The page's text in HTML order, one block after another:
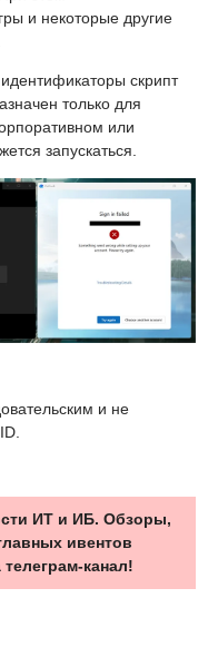
и некоторые другие
скрипт
только для
или
запускаться.
и не
ИТ и ИБ. Обзоры,
ивентов
канал!